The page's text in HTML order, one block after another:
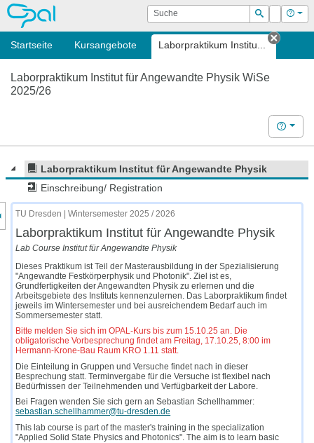
OPAL Suche
Suchen
Login Hilfe
Startseite Kursangebote Laborpraktikum Institu...
Tab
Laborpraktikum Institut für Angewandte Physik WiSe
2025/26
Hilfe
Laborpraktikum Institut für Angewandte Physik
Einschreibung/ Registration
des Kursmenüs
TU Dresden | Wintersemester 2025 / 2026
Laborpraktikum Institut für Angewandte Physik
Lab Course Institut für Angewandte Physik
Dieses Praktikum ist Teil der Masterausbildung in der Spezialisierung
"Angewandte Festkörperphysik und Photonik". Ziel ist es,
Grundfertigkeiten der Angewandten Physik zu erlernen und die
Arbeitsgebiete des Instituts kennenzulernen. Das Laborpraktikum findet
jeweils im Wintersemester und bei ausreichendem Bedarf auch im
Sommersemester statt.
Bitte melden Sie sich im OPAL-Kurs bis zum 15.10.25 an. Die
obligatorische Vorbesprechung findet am Freitag, 17.10.25, 8:00 im
Hermann-Krone-Bau Raum KRO 1.11 statt.
Die Einteilung in Gruppen und Versuche findet nach in dieser
Besprechung statt. Terminvergabe für die Versuche ist flexibel nach
Bedürfnissen der Teilnehmenden und Verfügbarkeit der Labore.
Bei Fragen wenden Sie sich gern an Sebastian Schellhammer:
sebastian.schellhammer@tu-dresden.de
This lab course is part of the master's training in the specialization
"Applied Solid State Physics and Photonics". The aim is to learn basic